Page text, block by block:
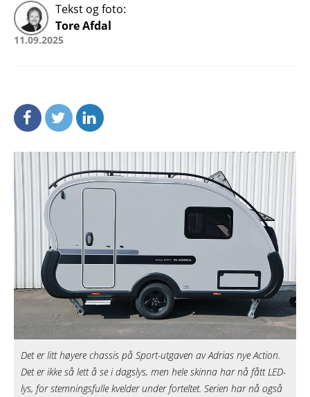
Tekst og foto:
Tore Afdal
11.09.2025
Det er litt høyere chassis på Sport-utgaven av Adrias nye Action.
Det er ikke så lett å se i dagslys, men hele skinna har nå fått LED-
lys, for stemningsfulle kvelder under forteltet. Serien har nå også